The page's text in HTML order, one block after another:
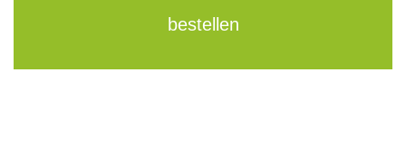
bestellen